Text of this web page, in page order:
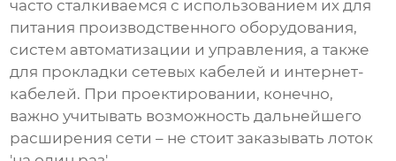
часто сталкиваемся с использованием их для
питания производственного оборудования,
систем автоматизации и управления, а также
для прокладки сетевых кабелей и интернет-
кабелей. При проектировании, конечно,
важно учитывать возможность дальнейшего
расширения сети – не стоит заказывать лоток